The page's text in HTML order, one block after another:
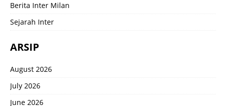
Berita Inter Milan
Sejarah Inter
ARSIP
August 2026
July 2026
June 2026